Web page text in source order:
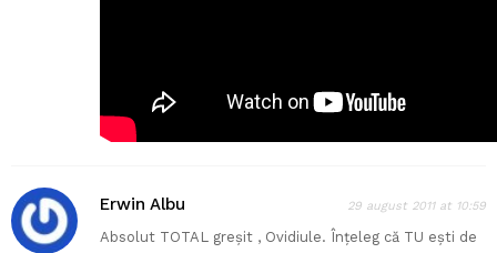
Erwin Albu 29 august 2011 at 10:59
Absolut TOTAL greşit , Ovidiule. Înţeleg că TU eşti de